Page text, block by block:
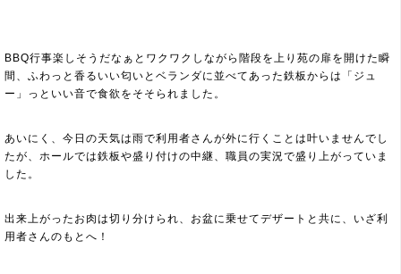
BBQ行事楽しそうだなぁとワクワクしながら階段を上り苑の扉を開けた瞬
間、ふわっと香るいい匂いとベランダに並べてあった鉄板からは「ジュ
ー」っといい音で食欲をそそられました。
あいにく、今日の天気は雨で利用者さんが外に行くことは叶いませんでし
たが、ホールでは鉄板や盛り付けの中継、職員の実況で盛り上がっていま
した。
出来上がったお肉は切り分けられ、お盆に乗せてデザートと共に、いざ利
用者さんのもとへ！